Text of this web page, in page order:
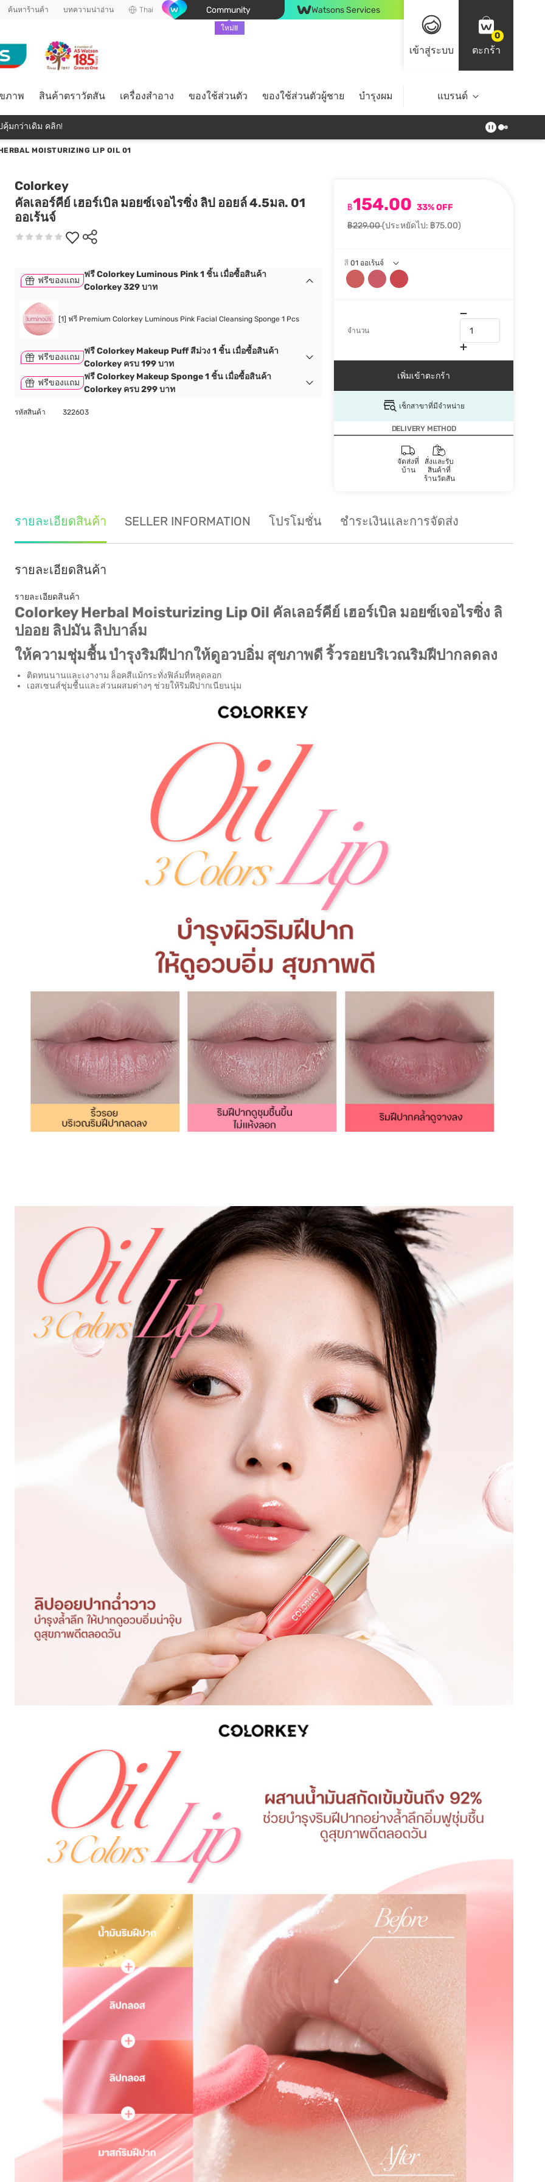
ค้นหาร้านค้า บทความน่าอ่าน Thai Community
ใหม่!!
Watsons Services
เข้าสู่ระบบ
0
ตะกร้า
ภาพ สินค้าตราวัตสัน เครื่องสำอาง ของใช้ส่วนตัว ของใช้ส่วนตัวผู้ชาย บำรุงผม ไลฟ์สไตล์ Top Brands
แบรนด์
มกว่าเดิม คลิก!
MOISTURIZING LIP OIL 01
Colorkey
คัลเลอร์คีย์ เฮอร์เบิล มอยซ์เจอไรซิ่ง ลิป ออยล์ 4.5มล. 01
ออเร้นจ์
฿154.00 33% OFF
฿229.00(ประหยัดไป: ฿75.00)
สี 01 ออเร้นจ์
จำนวน
เพิ่มเข้าตะกร้า
เช็กสาขาที่มีจำหน่าย
DELIVERY METHOD
จัดส่งที่
บ้าน
สั่งและรับ
สินค้าที่
ร้านวัตสัน
ฟรีของแถม
ฟรี Colorkey Luminous Pink 1 ชิ้น เมื่อซื้อสินค้า
Colorkey 329 บาท
[1] ฟรี Premium Colorkey Luminous Pink Facial Cleansing Sponge 1 Pcs
ฟรีของแถม
ฟรี Colorkey Makeup Puff สีม่วง 1 ชิ้น เมื่อซื้อสินค้า
Colorkey ครบ 199 บาท
ฟรีของแถม
ฟรี Colorkey Makeup Sponge 1 ชิ้น เมื่อซื้อสินค้า
Colorkey ครบ 299 บาท
รหัสสินค้า 322603
รายละเอียดสินค้า SELLER INFORMATION โปรโมชั่น ชำระเงินและการจัดส่ง
รายละเอียดสินค้า
รายละเอียดสินค้า
Colorkey Herbal Moisturizing Lip Oil คัลเลอร์คีย์ เฮอร์เบิล มอยซ์เจอไรซิ่ง ลิ
ปออย ลิปมัน ลิปบาล์ม
ให้ความชุ่มชื้น บำรุงริมฝีปากให้ดูอวบอิ่ม สุขภาพดี ริ้วรอยบริเวณริมฝีปากลดลง
ติดทนนานและเงางาม ล็อคสีแม้กระทั่งฟิล์มที่หลุดลอก
เอสเซนส์ชุ่มชื้นและส่วนผสมต่างๆ ช่วยให้ริมฝีปากเนียนนุ่ม